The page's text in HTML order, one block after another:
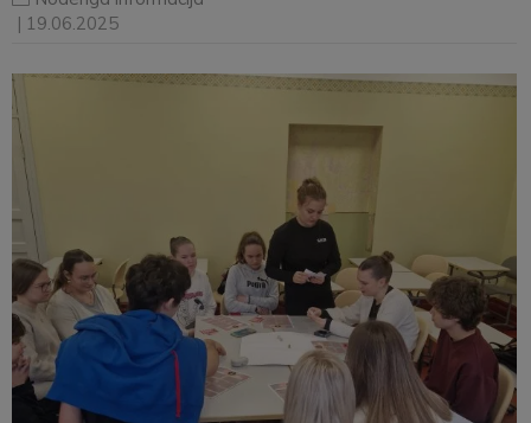
| 19.06.2025